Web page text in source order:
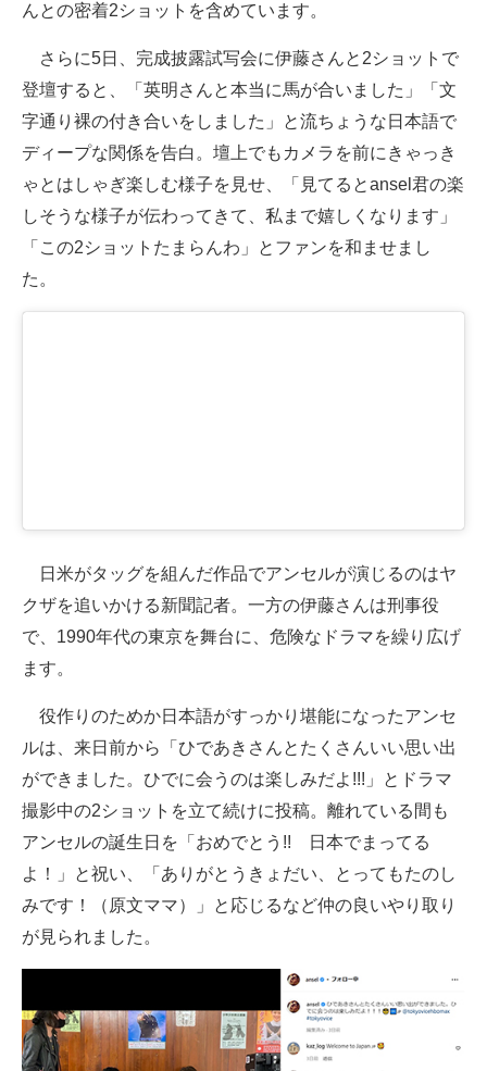
エレクトロニクス専門サイト
エネルギーの専門メディア
んとの密着2ショットを含めています。
さらに5日、完成披露試写会に伊藤さんと2ショットで
登壇すると、「英明さんと本当に馬が合いました」「文
字通り裸の付き合いをしました」と流ちょうな日本語で
ディープな関係を告白。壇上でもカメラを前にきゃっき
ゃとはしゃぎ楽しむ様子を見せ、「見てるとansel君の楽
しそうな様子が伝わってきて、私まで嬉しくなります」
「この2ショットたまらんわ」とファンを和ませまし
た。
日米がタッグを組んだ作品でアンセルが演じるのはヤ
クザを追いかける新聞記者。一方の伊藤さんは刑事役
で、1990年代の東京を舞台に、危険なドラマを繰り広げ
ます。
役作りのためか日本語がすっかり堪能になったアンセ
ルは、来日前から「ひであきさんとたくさんいい思い出
ができました。ひでに会うのは楽しみだよ!!!」とドラマ
撮影中の2ショットを立て続けに投稿。離れている間も
アンセルの誕生日を「おめでとう!! 日本でまってる
よ！」と祝い、「ありがとうきょだい、とってもたのし
みです！（原文ママ）」と応じるなど仲の良いやり取り
が見られました。